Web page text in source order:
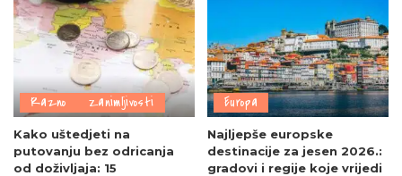
Razno Zanimljivosti
Kako uštedjeti na
putovanju bez odricanja
od doživljaja: 15
Europa
Najljepše europske
destinacije za jesen 2026.:
gradovi i regije koje vrijedi